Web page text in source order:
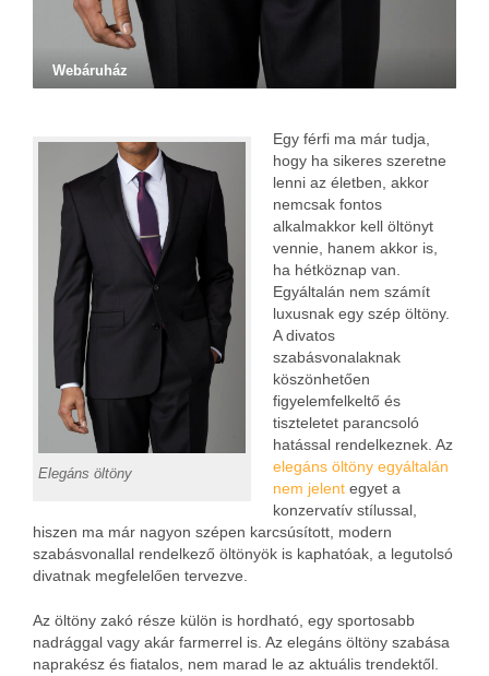
Webáruház
Elegáns öltöny
Egy férfi ma már tudja,
hogy ha sikeres szeretne
lenni az életben, akkor
nemcsak fontos
alkalmakkor kell öltönyt
vennie, hanem akkor is,
ha hétköznap van.
Egyáltalán nem számít
luxusnak egy szép öltöny.
A divatos
szabásvonalaknak
köszönhetően
figyelemfelkeltő és
tiszteletet parancsoló
hatással rendelkeznek. Az
elegáns öltöny egyáltalán
nem jelent egyet a
konzervatív stílussal,
hiszen ma már nagyon szépen karcsúsított, modern
szabásvonallal rendelkező öltönyök is kaphatóak, a legutolsó
divatnak megfelelően tervezve.
Az öltöny zakó része külön is hordható, egy sportosabb
nadrággal vagy akár farmerrel is. Az elegáns öltöny szabása
naprakész és fiatalos, nem marad le az aktuális trendektől.